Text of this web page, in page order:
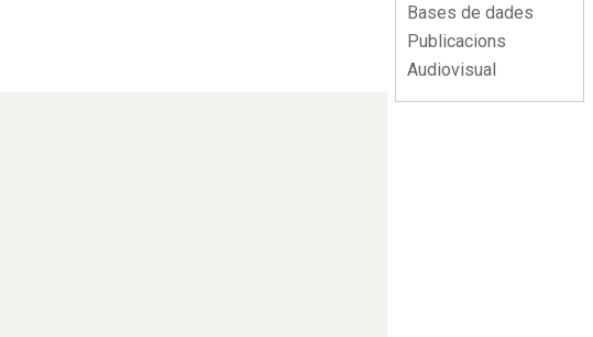
Bases de dades
Publicacions
Audiovisual